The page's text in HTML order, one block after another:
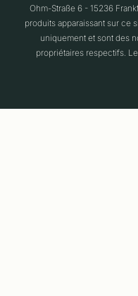
Ohm-Straße 6 - 15236
produits apparaissant sur ce
uniquement et sont des
propriétaires respectifs.